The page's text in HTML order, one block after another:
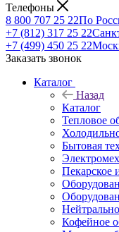
Телефоны
8 800 707 25 22По
+7 (812) 317 25 22
+7 (499) 450 25 22
Заказать звонок
Каталог
Назад
Каталог
Тепловое
Бытовая
Пекарское
Кофейное